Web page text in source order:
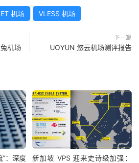
机场 VLESS 机场
机场
下一篇
UOYUN 悠云机场测评报告
”：深度
新加坡 VPS 迎来史诗级加强：